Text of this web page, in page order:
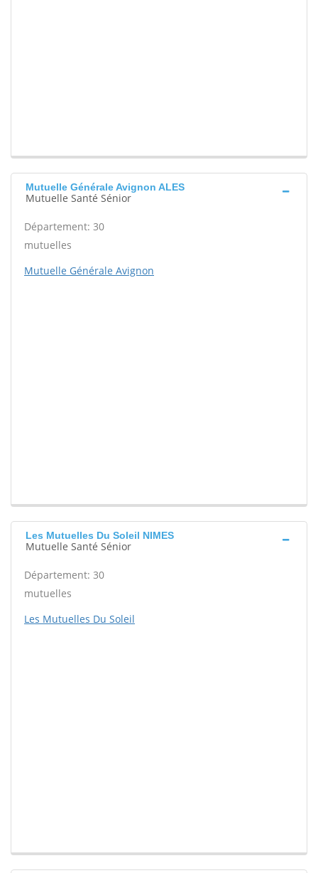
Mutuelle Générale Avignon ALES
Mutuelle Santé Sénior
Département: 30
mutuelles
Mutuelle Générale Avignon
Les Mutuelles Du Soleil NIMES
Mutuelle Santé Sénior
Département: 30
mutuelles
Les Mutuelles Du Soleil